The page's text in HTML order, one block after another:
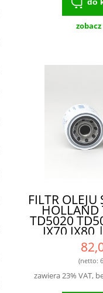
FILTR
TD5020
JX70
P577086
NA
(netto:
zawiera 23% VAT,